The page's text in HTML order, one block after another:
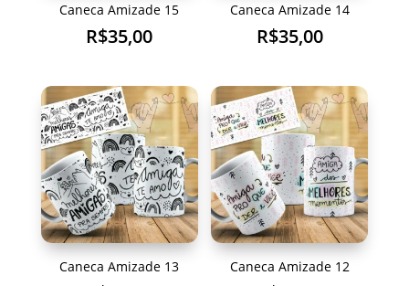
Caneca Amizade 15
R$35,00
Caneca Amizade 14
R$35,00
Caneca Amizade 13 Caneca Amizade 12